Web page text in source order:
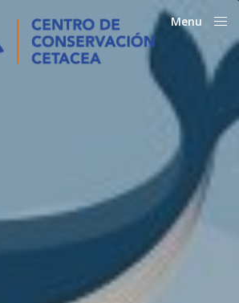
Menu
Close